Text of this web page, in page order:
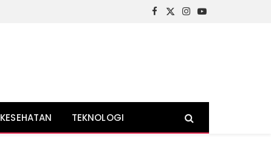
Facebook
X
Instagram
YouTube
KESEHATAN TEKNOLOGI